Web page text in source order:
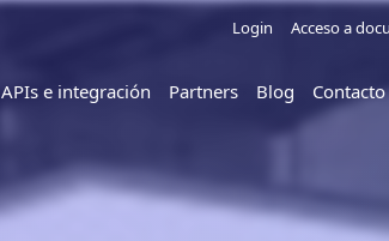
Login Acceso a
APIs e integración Partners Blog Contacto